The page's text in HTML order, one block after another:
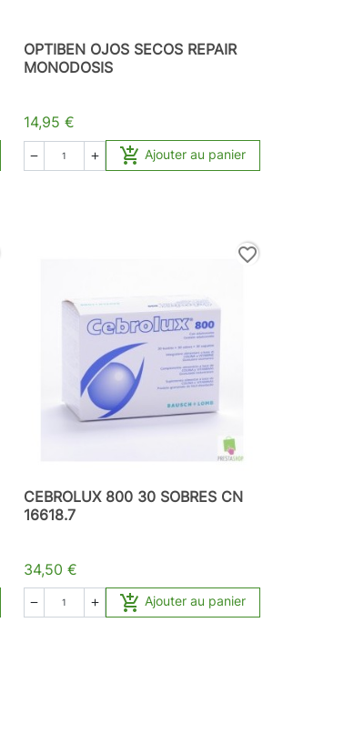
OPTIBEN OJOS SECOS REPAIR
MONODOSIS
14,95 €
   Ajouter au panier
favorite_border
CEBROLUX 800 30 SOBRES CN
16618.7
34,50 €
   Ajouter au panier